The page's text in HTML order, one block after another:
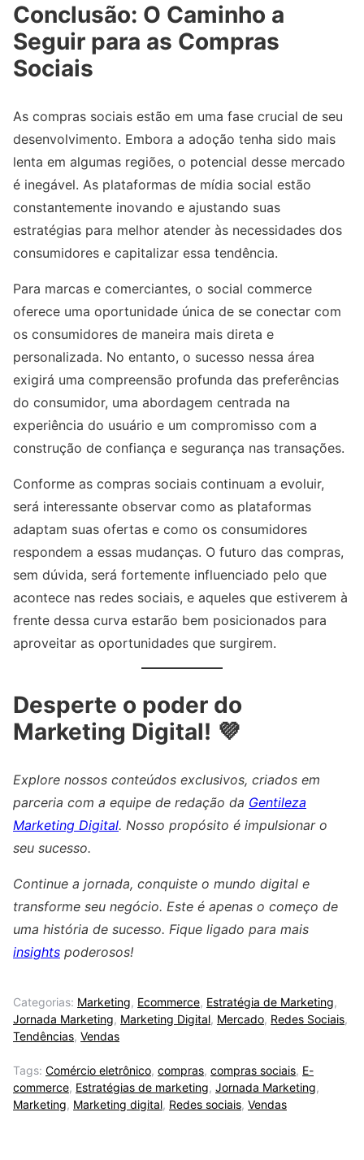
Conclusão: O Caminho a
Seguir para as Compras
Sociais
As compras sociais estão em uma fase crucial de seu
desenvolvimento. Embora a adoção tenha sido mais
lenta em algumas regiões, o potencial desse mercado
é inegável. As plataformas de mídia social estão
constantemente inovando e ajustando suas
estratégias para melhor atender às necessidades dos
consumidores e capitalizar essa tendência.
Para marcas e comerciantes, o social commerce
oferece uma oportunidade única de se conectar com
os consumidores de maneira mais direta e
personalizada. No entanto, o sucesso nessa área
exigirá uma compreensão profunda das preferências
do consumidor, uma abordagem centrada na
experiência do usuário e um compromisso com a
construção de confiança e segurança nas transações.
Conforme as compras sociais continuam a evoluir,
será interessante observar como as plataformas
adaptam suas ofertas e como os consumidores
respondem a essas mudanças. O futuro das compras,
sem dúvida, será fortemente influenciado pelo que
acontece nas redes sociais, e aqueles que estiverem à
frente dessa curva estarão bem posicionados para
aproveitar as oportunidades que surgirem.
Desperte o poder do
Marketing Digital! 💜
Explore nossos conteúdos exclusivos, criados em
parceria com a equipe de redação da Gentileza
Marketing Digital. Nosso propósito é impulsionar o
seu sucesso.
Continue a jornada, conquiste o mundo digital e
transforme seu negócio. Este é apenas o começo de
uma história de sucesso. Fique ligado para mais
insights poderosos!
Categorias: Marketing, Ecommerce, Estratégia de Marketing,
Jornada Marketing, Marketing Digital, Mercado, Redes Sociais,
Tendências, Vendas
Tags: Comércio eletrônico, compras, compras sociais, E-
commerce, Estratégias de marketing, Jornada Marketing,
Marketing, Marketing digital, Redes sociais, Vendas